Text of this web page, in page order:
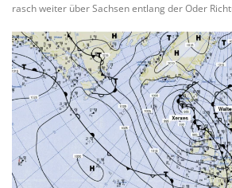
rasch weiter über Sachsen entlang der Oder